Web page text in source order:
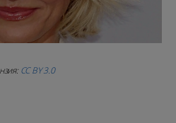
CC BY 3.0